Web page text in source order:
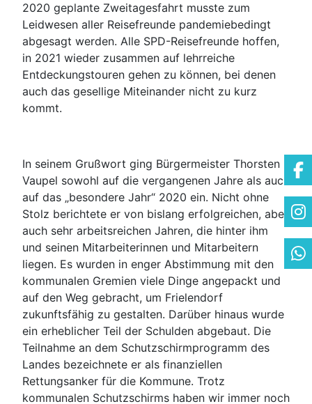
2020 geplante Zweitagesfahrt musste zum
Leidwesen aller Reisefreunde pandemiebedingt
abgesagt werden. Alle SPD-Reisefreunde hoffen,
in 2021 wieder zusammen auf lehrreiche
Entdeckungstouren gehen zu können, bei denen
auch das gesellige Miteinander nicht zu kurz
kommt.
In seinem Grußwort ging Bürgermeister Thorsten
Vaupel sowohl auf die vergangenen Jahre als auch
auf das „besondere Jahr“ 2020 ein. Nicht ohne
Stolz berichtete er von bislang erfolgreichen, aber
auch sehr arbeitsreichen Jahren, die hinter ihm
und seinen Mitarbeiterinnen und Mitarbeitern
liegen. Es wurden in enger Abstimmung mit den
kommunalen Gremien viele Dinge angepackt und
auf den Weg gebracht, um Frielendorf
zukunftsfähig zu gestalten. Darüber hinaus wurde
ein erheblicher Teil der Schulden abgebaut. Die
Teilnahme an dem Schutzschirmprogramm des
Landes bezeichnete er als finanziellen
Rettungsanker für die Kommune. Trotz
kommunalen Schutzschirms haben wir immer noch